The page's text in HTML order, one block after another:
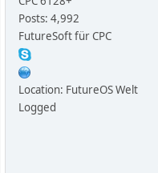
Posts: 4,992
FutureSoft für CPC
Location: FutureOS Welt
Logged